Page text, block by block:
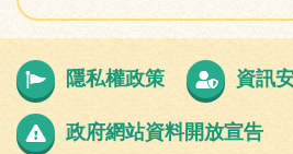
隱私權政策 資訊
政府網站資料開放宣告